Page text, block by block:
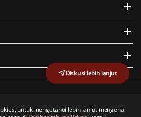
Diskusi lebih lanjut
untuk mengetahui lebih lanjut mengenai